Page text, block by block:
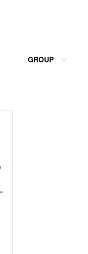
GROUP